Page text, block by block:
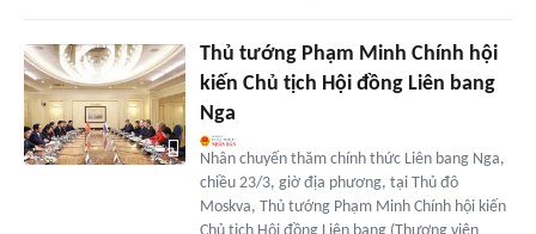
Thủ tướng Phạm Minh Chính hội
kiến Chủ tịch Hội đồng Liên bang
Nga
Nhân chuyến thăm chính thức Liên bang Nga,
chiều 23/3, giờ địa phương, tại Thủ đô
Moskva, Thủ tướng Phạm Minh Chính hội kiến